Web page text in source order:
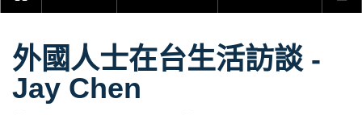
外國人士在台生活訪談 -
Jay Chen